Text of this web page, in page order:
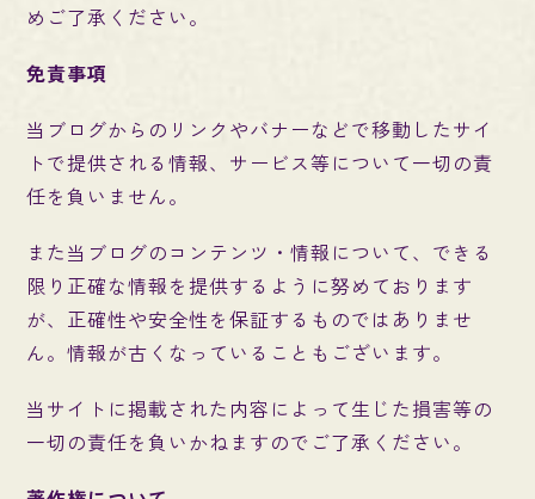
めご了承ください。
免責事項
当ブログからのリンクやバナーなどで移動したサイ
トで提供される情報、サービス等について一切の責
任を負いません。
また当ブログのコンテンツ・情報について、できる
限り正確な情報を提供するように努めております
が、正確性や安全性を保証するものではありませ
ん。情報が古くなっていることもございます。
当サイトに掲載された内容によって生じた損害等の
一切の責任を負いかねますのでご了承ください。